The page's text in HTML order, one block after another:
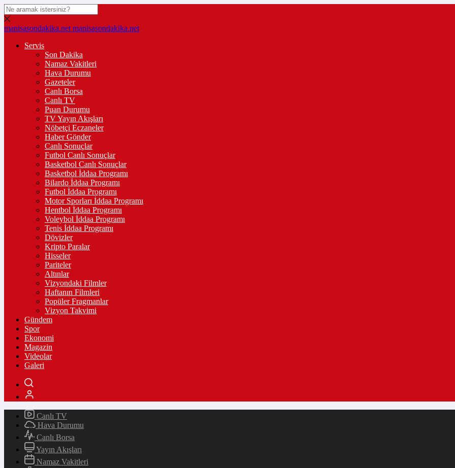
manisasondakika.net manisasondakika.net
Servis
Son Dakika
Namaz Vakitleri
Hava Durumu
Gazeteler
Canlı Borsa
Canlı TV
Puan Durumu
TV Yayın Akışları
Nöbetçi Eczaneler
Haber Gönder
Canlı Sonuçlar
Futbol Canlı Sonuçlar
Basketbol Canlı Sonuçlar
Basketbol İddaa Programı
Bilardo İddaa Programı
Futbol İddaa Programı
Motor Sporları İddaa Programı
Hentbol İddaa Programı
Voleybol İddaa Programı
Tenis İddaa Programı
Dövizler
Kripto Paralar
Hisseler
Pariteler
Altınlar
Vizyondaki Filmler
Haftanın Filmleri
Popüler Fragmanlar
Vizyon Takvimi
Gündem
Spor
Ekonomi
Magazin
Videolar
Galeri
Canlı TV
Hava Durumu
Canlı Borsa
Yayın Akışları
Namaz Vakitleri